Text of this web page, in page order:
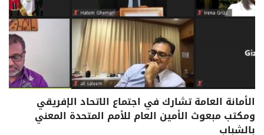
الأمانة العامة تشارك في اجتماع الاتحاد الإفريقي
ومكتب مبعوث الأمين العام للأمم المتحدة المعني
بالشباب